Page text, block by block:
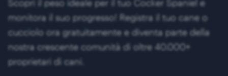
Scopri il peso ideale per il tuo Cocker Spaniel e
monitora il suo progresso! Registra il tuo cane o
cucciolo ora gratuitamente e diventa parte della
nostra crescente comunità di oltre 40.000+
proprietari di cani.